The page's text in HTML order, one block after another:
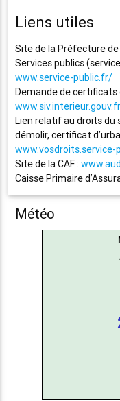
Liens utiles
Site de la Préfecture de
Services publics
www.service-public.fr/
Demande de certificats
Lien relatif au droits du
démolir, certificat
Site de la CAF :
Caisse Primaire
Météo